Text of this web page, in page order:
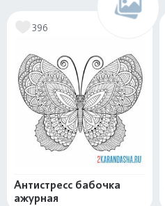
396
Антистресс бабочка
ажурная